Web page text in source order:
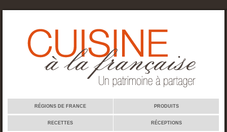
RÉGIONS DE FRANCE PRODUITS
RECETTES RÉCEPTIONS